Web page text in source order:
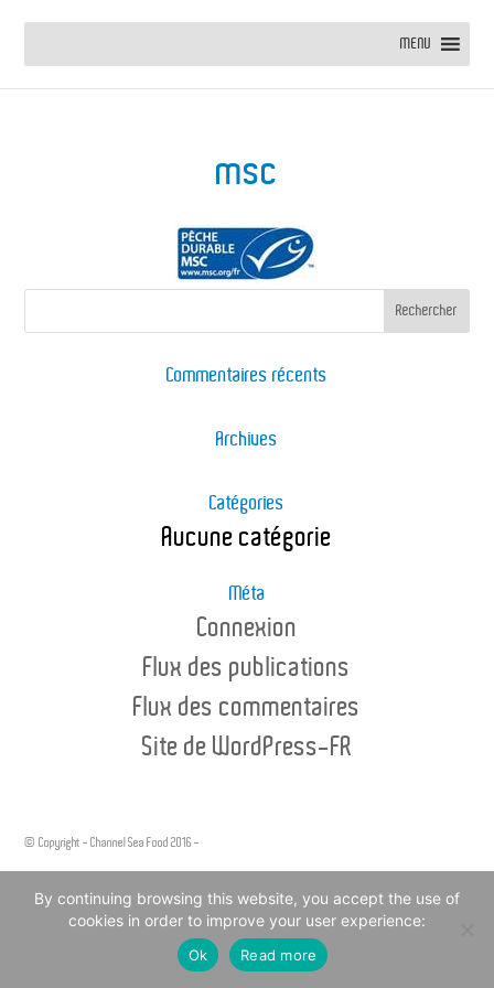
MENU
msc
Commentaires récents
Archives
Catégories
Aucune catégorie
Méta
Connexion
Flux des publications
Flux des commentaires
Site de WordPress-FR
© Copyright - Channel Sea Food 2016 -
By continuing browsing this website, you accept the use of
cookies in order to improve your user experience:
Ok Read more